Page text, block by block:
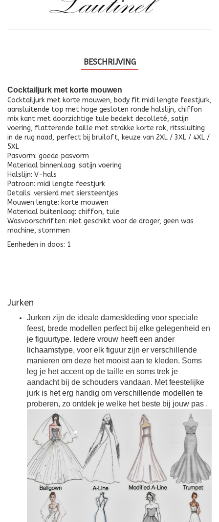
BESCHRIJVING
Cocktailjurk met korte mouwen
Cocktailjurk met korte mouwen, body fit midi lengte feestjurk,
aansluitende top met hoge gesloten ronde halslijn, chiffon
mix kant met doorzichtige tule bedekt decolleté, satijn
voering, flatterende taille met strakke korte rok, ritssluiting
in de rug naad, perfect bij bruiloft, keuze van 2XL / 3XL / 4XL /
5XL
Pasvorm: goede pasvorm
Materiaal binnenlaag: satijn voering
Halslijn: V-hals
Patroon: midi lengte feestjurk
Details: versierd met siersteentjes
Mouwen lengte: korte mouwen
Materiaal buitenlaag: chiffon, tule
Wasvoorschriften: niet geschikt voor de droger, geen was
machine, stommen
Eenheden in doos: 1
Jurken
Jurken zijn de ideale dameskleding voor speciale
feest, brede modellen perfect bij elke gelegenheid en
je figuurtype. Iedere vrouw heeft een ander
lichaamstype, voor elk figuur zijn er verschillende
manieren om deze het mooist aan te kleden. Soms
leg je het accent op de taille en soms trek je
aandacht bij de schouders vandaan. Met feestelijke
jurk is het erg handig om verschillende modellen te
proberen, zo ontdek je welke het beste bij jouw pas .